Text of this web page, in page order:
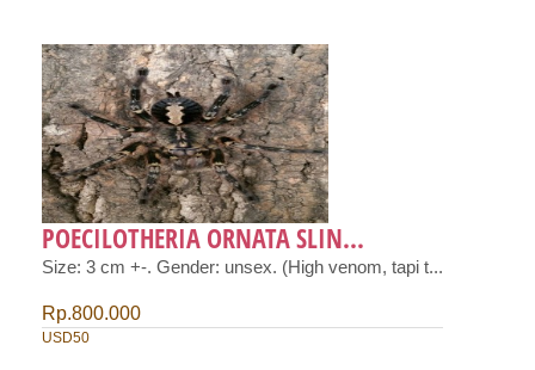
POECILOTHERIA ORNATA SLIN...
Size: 3 cm +-. Gender: unsex. (High venom, tapi t...
Rp.800.000
USD50